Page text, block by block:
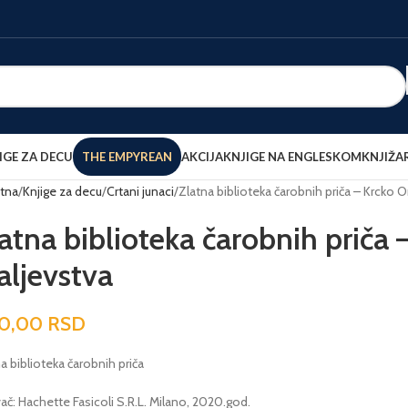
ZA DECU THE EMPYREAN AKCIJAKNJIGE NA ENGLESKOM
Knjige za decu Crtani junaci Zlatna biblioteka čarobnih priča – Krcko
biblioteka čarobnih priča
RSD
biblioteka čarobnih priča
Hachette Fasicoli S.R.L. Milano, 2020.god.